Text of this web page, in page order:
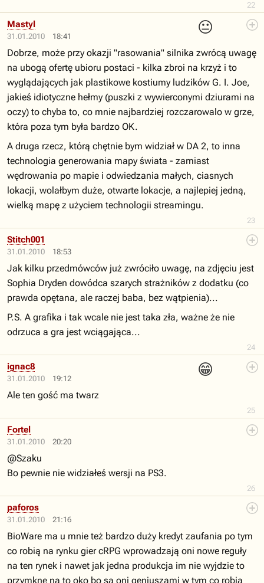
22
31.01.2010 18:41
😐
23
Mastyl
Dobrze, może przy okazji "rasowania" silnika zwrócą uwagę
na ubogą ofertę ubioru postaci - kilka zbroi na krzyż i to
wyglądających jak plastikowe kostiumy ludzików G. I. Joe,
jakieś idiotyczne hełmy (puszki z wywierconymi dziurami na
oczy) to chyba to, co mnie najbardziej rozczarowalo w grze,
która poza tym była bardzo OK.
A druga rzecz, którą chętnie bym widział w DA 2, to inna
technologia generowania mapy świata - zamiast
wędrowania po mapie i odwiedzania małych, ciasnych
lokacji, wolałbym duże, otwarte lokacje, a najlepiej jedną,
wielką mapę z użyciem technologii streamingu.
31.01.2010 18:53
24
Stitch001
Jak kilku przedmówców już zwróciło uwagę, na zdjęciu jest
Sophia Dryden dowódca szarych strażników z dodatku (co
prawda opętana, ale raczej baba, bez wątpienia)...
P.S. A grafika i tak wcale nie jest taka zła, ważne że nie
odrzuca a gra jest wciągająca...
31.01.2010 19:12
😁
25
ignac8
Ale ten gość ma twarz
31.01.2010 20:20
26
Fortel
@Szaku
Bo pewnie nie widziałeś wersji na PS3.
31.01.2010 21:16
paforos
BioWare ma u mnie też bardzo duży kredyt zaufania po tym
co robią na rynku gier cRPG wprowadzają oni nowe reguły
na ten rynek i nawet jak jedna produkcja im nie wyjdzie to
przymknę na to oko bo są oni geniuszami w tym co robią